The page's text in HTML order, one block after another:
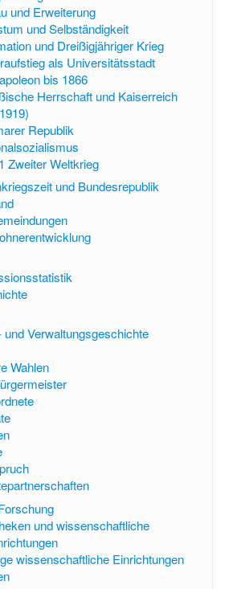
und Erweiterung
und Selbständigkeit
und Dreißigjähriger Krieg
als Universitätsstadt
bis 1866
Herrschaft und Kaiserreich
Republik
Zweiter Weltkrieg
und Bundesrepublik
und Verwaltungsgeschichte
Wahlen
und wissenschaftliche
wissenschaftliche Einrichtungen